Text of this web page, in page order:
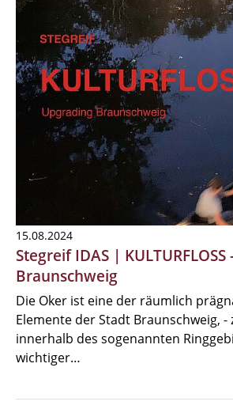
15.08.2024
Stegreif IDAS |
Braunschweig
Die Oker ist eine der räumlich
Elemente der Stadt Braunschweig,
innerhalb des sogenannten
wichtiger…